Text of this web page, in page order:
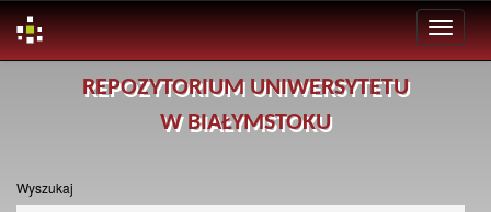
REPOZYTORIUM UNIWERSYTETU
W BIAŁYMSTOKU
Wyszukaj